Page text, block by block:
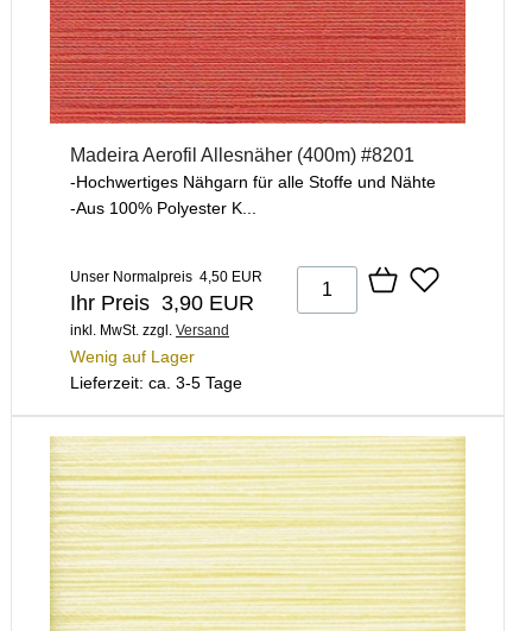
Madeira Aerofil Allesnäher (400m) #8201
-Hochwertiges Nähgarn für alle Stoffe und Nähte
-Aus 100% Polyester K...
Unser Normalpreis 4,50 EUR
Ihr Preis 3,90 EUR
inkl. MwSt. zzgl. Versand
Wenig auf Lager
Lieferzeit: ca. 3-5 Tage